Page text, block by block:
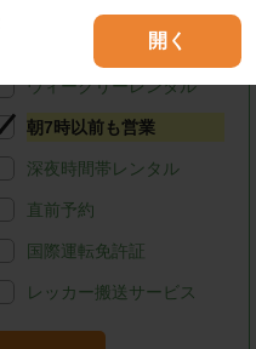
開く
ウィークリーレンタル
朝7時以前も営業
深夜時間帯レンタル
直前予約
国際運転免許証
レッカー搬送サービス